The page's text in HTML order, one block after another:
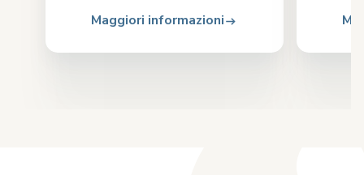
Maggiori informazioni